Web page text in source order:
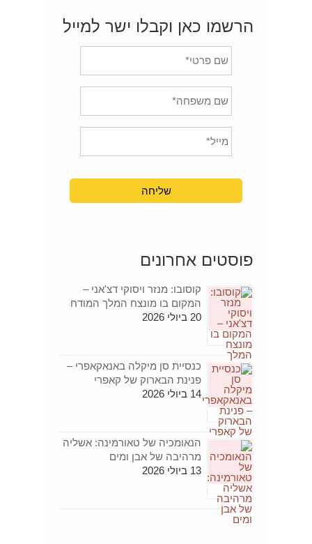
הרשמו כאן וקבלו ישר למייל
פוסטים אחרונים
קוסובו: מנזר ויסוקי דצ'אני –
המקום בו מונצח המלך המודח
20 ביולי 2026
כנסיית סן מיקלה באנאקאפרי –
פנינת הבארוק של קאפרי
14 ביולי 2026
הנאומכיה של טאורמינה: אשליה
מרהיבה של אבן ומים
13 ביולי 2026